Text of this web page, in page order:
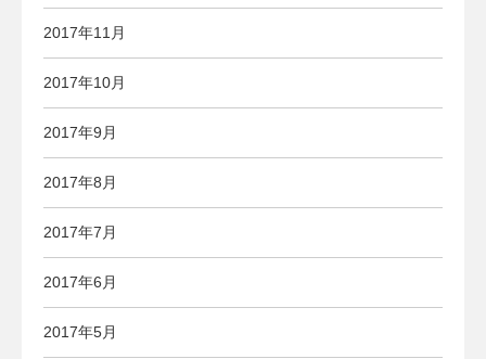
2017年11月
2017年10月
2017年9月
2017年8月
2017年7月
2017年6月
2017年5月